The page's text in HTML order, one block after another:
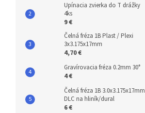
Upínacia zvierka do T drážky
4ks
9 €
Čelná fréza 1B Plast / Plexi
3x3.175x17mm
4,70 €
Gravírovacia fréza 0.2mm 30°
4 €
Čelná fréza 1B 3.0x3.175x17mm
DLC na hliník/dural
6 €